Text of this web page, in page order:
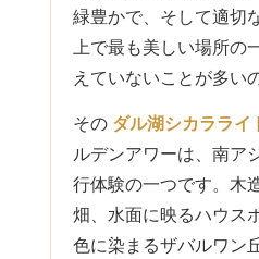
緑豊かで、そして適切
上で最も美しい場所の
えていないことが多い
その ダル湖シカラライ
ルデンアワーは、南ア
行体験の一つです。木
畑、水面に映るハウス
色に染まるザバルワ